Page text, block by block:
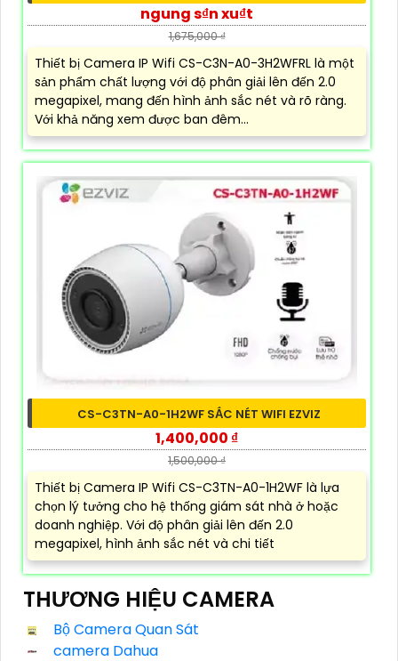
ngung s₫n xu₫t
1,675,000 ₫
Thiết bị Camera IP Wifi CS-C3N-A0-3H2WFRL là một
sản phẩm chất lượng với độ phân giải lên đến 2.0
megapixel, mang đến hình ảnh sắc nét và rõ ràng.
Với khả năng xem được ban đêm...
CS-C3TN-A0-1H2WF SẮC NÉT WIFI EZVIZ
1,400,000 ₫
1,500,000 ₫
Thiết bị Camera IP Wifi CS-C3TN-A0-1H2WF là lựa
chọn lý tưởng cho hệ thống giám sát nhà ở hoặc
doanh nghiệp. Với độ phân giải lên đến 2.0
megapixel, hình ảnh sắc nét và chi tiết
THƯƠNG HIỆU CAMERA
Bộ Camera Quan Sát
camera Dahua